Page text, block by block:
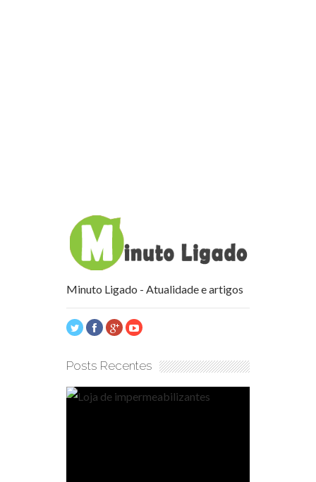
Minuto Ligado - Atualidade e artigos
Posts Recentes